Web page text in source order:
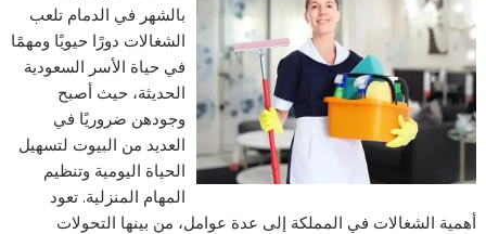
بالشهر في الدمام تلعب
الشغالات دورًا حيويًا ومهمًا
في حياة الأسر السعودية
الحديثة، حيث أصبح
وجودهن ضروريًا في
العديد من البيوت لتسهيل
الحياة اليومية وتنظيم
المهام المنزلية. تعود
أهمية الشغالات في المملكة إلى عدة عوامل، من بينها التحولات